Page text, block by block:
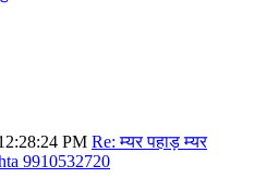
PM Re: म्यर पहाड़ म्यर
9910532720